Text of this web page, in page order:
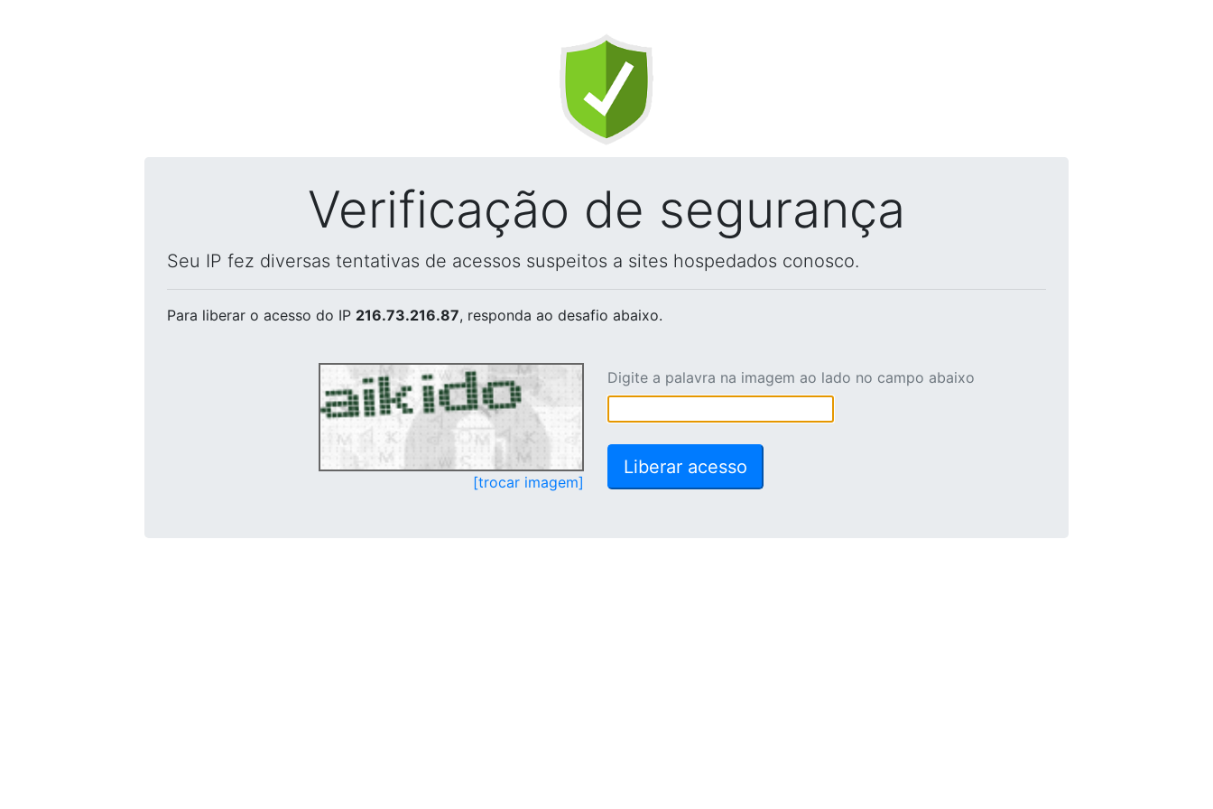
Verificação de segurança
Seu IP fez diversas tentativas de acessos suspeitos a sites hospedados conosco.
Para liberar o acesso do IP 216.73.216.87, responda ao desafio abaixo.
[trocar imagem]
Digite a palavra na imagem ao lado no campo abaixo